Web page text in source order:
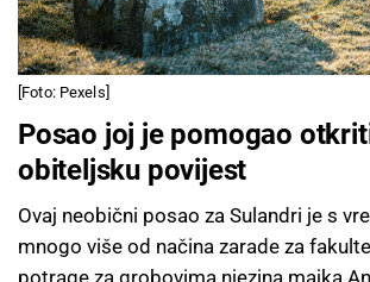
[Foto: Pexels]
Posao joj je pomogao
obiteljsku povijest
Ovaj neobični posao za Sulandri je s
mnogo više od načina zarade za
potrage za grobovima njezina majka